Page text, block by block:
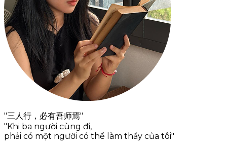
"三人行，必有吾师焉"
"Khi ba người cùng đi,
phải có một người có thể làm thầy của tôi"